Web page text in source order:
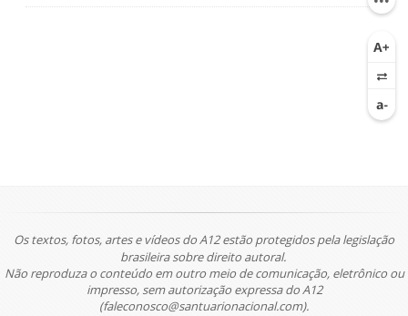
Os textos, fotos, artes e vídeos do A12 estão protegidos pela legislação
brasileira sobre direito autoral.
Não reproduza o conteúdo em outro meio de comunicação, eletrônico ou
impresso, sem autorização expressa do A12
(faleconosco@santuarionacional.com).